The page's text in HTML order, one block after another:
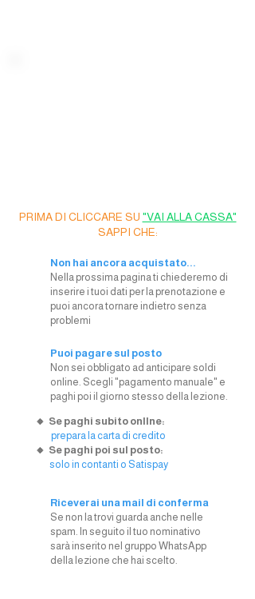
PRIMA DI CLICCARE SU "VAI ALLA CASSA"
SAPPI CHE:
Non hai ancora acquistato...
Nella prossima pagina ti chiederemo di
inserire i tuoi dati per la prenotazione e
puoi ancora tornare indietro senza
problemi
Puoi pagare sul posto
Non sei obbligato ad anticipare soldi
online. Scegli "pagamento manuale" e
paghi poi il giorno stesso della lezione.
Riceverai una mail di conferma
Se non la trovi guarda anche nelle
spam. In seguito il tuo nominativo
sarà inserito nel gruppo WhatsApp
della lezione che hai scelto.
🔸 Se paghi subito onllne:
prepara la carta di credito
🔸 Se paghi poi sul posto:
solo in contanti o Satispay